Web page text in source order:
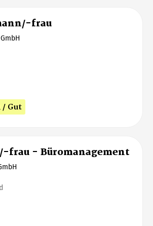
frau
/ Gut
frau - Büromanagement